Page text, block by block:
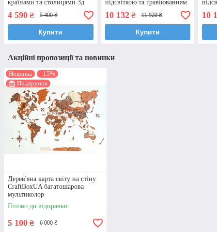
країнами та столицями 3д
4 590 ₴ 5 400 ₴
Купити
підсвіткою та гравіюванням
10 132₴ 11 920 ₴
Купити
10
Акційні пропозиції та новинки
Новинка
–15%
Подарунок
Дерев'яна карта світу на стіну
CraftBoxUA багатошарова
мультиколор
Готово до відправки
5 100 ₴ 6 000 ₴